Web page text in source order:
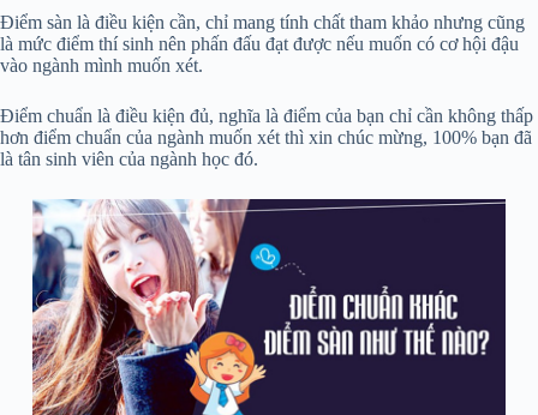
Điểm sàn là điều kiện cần, chỉ mang tính chất tham khảo nhưng cũng
là mức điểm thí sinh nên phấn đấu đạt được nếu muốn có cơ hội đậu
vào ngành mình muốn xét.
Điểm chuẩn là điều kiện đủ, nghĩa là điểm của bạn chỉ cần không thấp
hơn điểm chuẩn của ngành muốn xét thì xin chúc mừng, 100% bạn đã
là tân sinh viên của ngành học đó.